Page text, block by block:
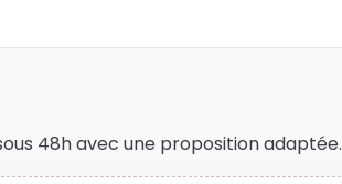
48h avec une proposition adaptée.